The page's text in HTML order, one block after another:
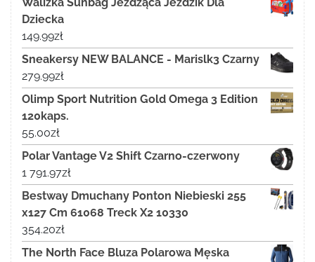
Dziecka
149.99zł
Sneakersy NEW BALANCE - Marislk3 Czarny
279.99zł
Olimp Sport Nutrition Gold Omega 3 Edition
120kaps.
55.00zł
Polar Vantage V2 Shift Czarno-czerwony
1 791.97zł
Bestway Dmuchany Ponton Niebieski 255
x127 Cm 61068 Treck X2 10330
354.20zł
The North Face Bluza Polarowa Męska